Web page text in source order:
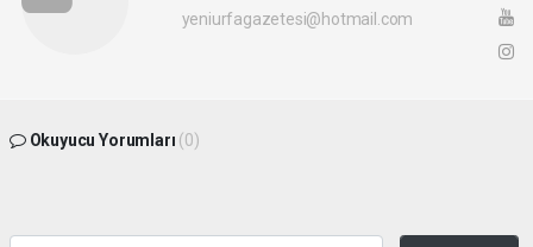
yeniurfagazetesi@hotmail.com
Okuyucu Yorumları (0)